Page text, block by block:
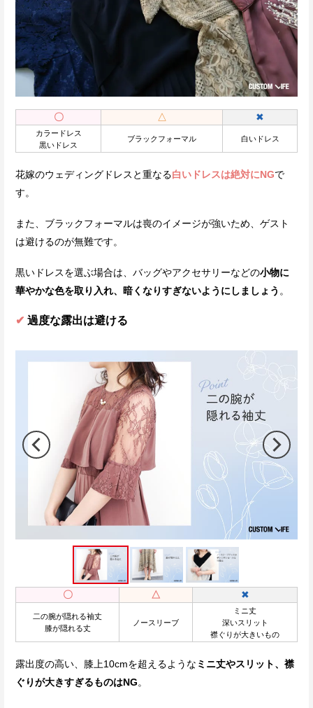
〇 △ ✖
カラードレス
黒いドレス
ブラックフォーマル 白いドレス
花嫁のウェディングドレスと重なる白いドレスは絶対にNGで
す。
また、ブラックフォーマルは喪のイメージが強いため、ゲスト
は避けるのが無難です。
黒いドレスを選ぶ場合は、バッグやアクセサリーなどの小物に
華やかな色を取り入れ、暗くなりすぎないようにしましょう 。
✔ 過度な露出は避ける
〇 △ ✖
二の腕が隠れる袖丈
膝が隠れる丈
ノースリーブ
ミニ丈
深いスリット
襟ぐりが大きいもの
露出度の高い、膝上10cmを超えるような ミニ丈やスリット、襟
ぐりが大きすぎるものはNG。